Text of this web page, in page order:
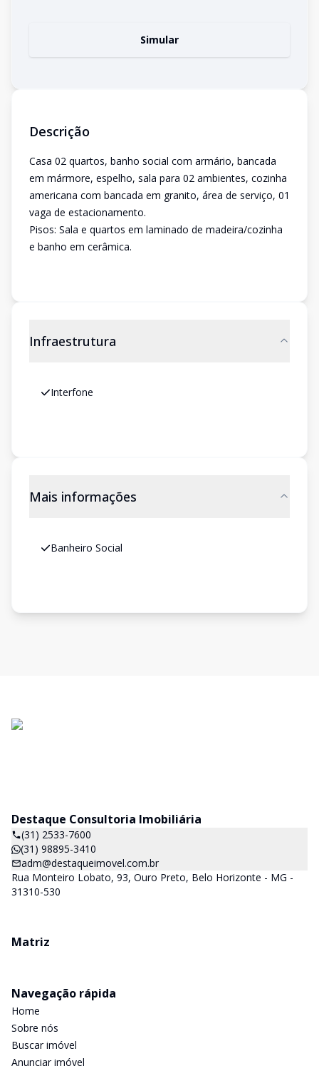
Simular
Descrição
Casa 02 quartos, banho social com armário, bancada
em mármore, espelho, sala para 02 ambientes, cozinha
americana com bancada em granito, área de serviço, 01
vaga de estacionamento.
Pisos: Sala e quartos em laminado de madeira/cozinha
e banho em cerâmica.
Infraestrutura
Interfone
Mais informações
Banheiro Social
Destaque Consultoria Imobiliária
(31) 2533-7600
(31) 98895-3410
adm@destaqueimovel.com.br
Rua Monteiro Lobato, 93, Ouro Preto, Belo Horizonte - MG -
31310-530
Matriz
Navegação rápida
Home
Sobre nós
Buscar imóvel
Anunciar imóvel